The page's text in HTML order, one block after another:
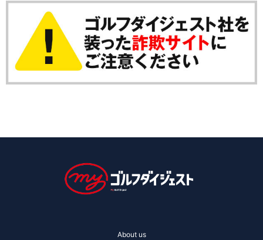
About us